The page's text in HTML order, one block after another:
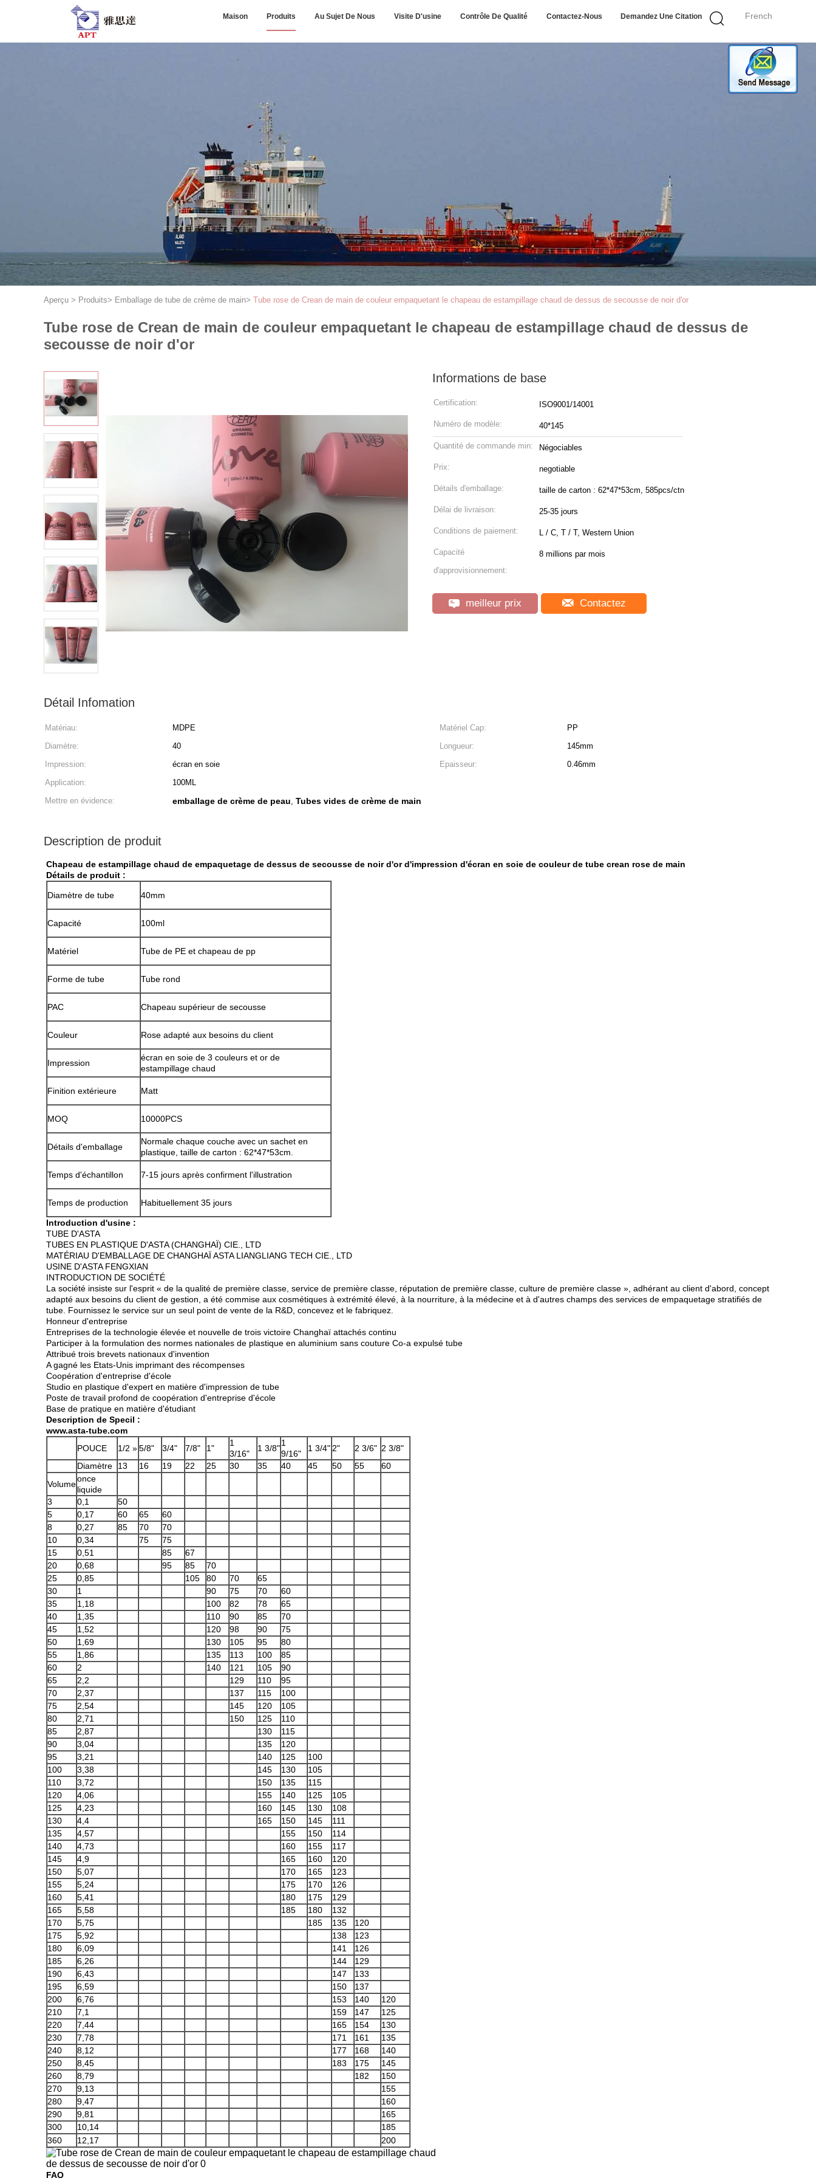
French
Maison Produits Au Sujet De Nous Visite D'usine Contrôle De Qualité Contactez-Nous Demandez Une Citation
Aperçu > Produits> Emballage de tube de crème de main> Tube rose de Crean de main de couleur empaquetant le chapeau de estampillage chaud de dessus de secousse de noir d'or
Tube rose de Crean de main de couleur empaquetant le chapeau de estampillage chaud de dessus de
secousse de noir d'or
Informations de base
Certification: ISO9001/14001
Numéro de modèle: 40*145
Quantité de commande min: Négociables
Prix: negotiable
Détails d'emballage: taille de carton : 62*47*53cm, 585pcs/ctn
Délai de livraison: 25-35 jours
Conditions de paiement: L / C, T / T, Western Union
Capacité
d'approvisionnement:
8 millions par mois
meilleur prix Contactez
Détail Infomation
Matériau: MDPE Matériel Cap:
PP
Diamètre:
40 Longueur:
145mm
Impression:
écran en soie Epaisseur:
0.46mm
Application:
100ML
Mettre en évidence:
emballage de crème de peau, Tubes vides de crème de main
Description de produit
Chapeau de estampillage chaud de empaquetage de dessus de secousse de noir d'or d'impression d'écran en soie de couleur de tube crean rose de main
Détails de produit :
Diamètre de tube 40mm
Capacité 100ml
Matériel Tube de PE et chapeau de pp
Forme de tube Tube rond
PAC Chapeau supérieur de secousse
Couleur Rose adapté aux besoins du client
Impression
écran en soie de 3 couleurs et or de
estampillage chaud
Finition extérieure Matt
MOQ 10000PCS
Détails d'emballage
Normale chaque couche avec un sachet en
plastique, taille de carton : 62*47*53cm.
Temps d'échantillon 7-15 jours après confirment l'illustration
Temps de production Habituellement 35 jours
Introduction d'usine :
TUBE D'ASTA
TUBES EN PLASTIQUE D'ASTA (CHANGHAÏ) CIE., LTD
MATÉRIAU D'EMBALLAGE DE CHANGHAÏ ASTA LIANGLIANG TECH CIE., LTD
USINE D'ASTA FENGXIAN
INTRODUCTION DE SOCIÉTÉ
La société insiste sur l'esprit « de la qualité de première classe, service de première classe, réputation de première classe, culture de première classe », adhérant au client d'abord, concept
adapté aux besoins du client de gestion, a été commise aux cosmétiques à extrémité élevé, à la nourriture, à la médecine et à d'autres champs des services de empaquetage stratifiés de
tube. Fournissez le service sur un seul point de vente de la R&D, concevez et le fabriquez.
Honneur d'entreprise
Entreprises de la technologie élevée et nouvelle de trois victoire Changhaï attachés continu
Participer à la formulation des normes nationales de plastique en aluminium sans couture Co-a expulsé tube
Attribué trois brevets nationaux d'invention
A gagné les Etats-Unis imprimant des récompenses
Coopération d'entreprise d'école
Studio en plastique d'expert en matière d'impression de tube
Poste de travail profond de coopération d'entreprise d'école
Base de pratique en matière d'étudiant
Description de Specil :
www.asta-tube.com
POUCE
1/2 »5/8" 3/4" 7/8" 1"
1
3/16"
1 3/8"
1
9/16"
1 3/4" 2" 2 3/6" 2 3/8"
Diamètre
13 16 19 22 25 30 35 40 45 50 55
60
Volume
once
liquide
3
0,1
50
5
0,17 60 65
60
8
0,27 85 70
70
10
0,34 75
75
15
0,51 85
67
20
0,68 95 85
70
25
0,85 105 80 70
65
30
1 90 75 70
60
35
1,18 100 82 78
65
40
1,35 110 90 85
70
45
1,52 120 98 90
75
50
1,69 130 105 95
80
55
1,86 135 113 100
85
60
2 140 121 105
90
65
2,2 129 110
95
70
2,37 137 115
100
75
2,54 145 120
105
80
2,71 150 125
110
85
2,87 130
115
90
3,04 135
120
95
3,21 140 125
100
100
3,38 145 130
105
110
3,72 150 135
115
120
4,06 155 140 125
105
125
4,23 160 145 130
108
130
4,4 165 150 145
111
135
4,57 155 150
114
140
4,73 160 155
117
145
4,9 165 160
120
150
5,07 170 165
123
155
5,24 175 170
126
160
5,41 180 175
129
165
5,58 185 180
132
170
5,75 185 135
120
175
5,92 138
123
180
6,09 141
126
185
6,26 144
129
190
6,43 147
133
195
6,59 150
137
200
6,76 153 140
120
210
7,1 159 147
125
220
7,44 165 154
130
230
7,78 171 161
135
240
8,12 177 168
140
250
8,45 183 175
145
260
8,79 182
150
270
9,13
155
280
9,47
160
290
9,81
165
300
10,14
185
360
12,17 200
FAQ